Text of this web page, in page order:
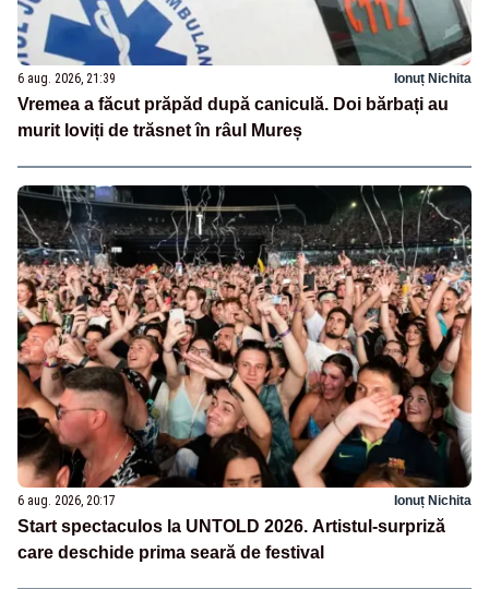
6 aug. 2026, 21:39 Ionuț Nichita
Vremea a făcut prăpăd după caniculă. Doi bărbați au
murit loviți de trăsnet în râul Mureș
6 aug. 2026, 20:17 Ionuț Nichita
Start spectaculos la UNTOLD 2026. Artistul-surpriză
care deschide prima seară de festival